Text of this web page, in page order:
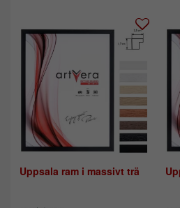
Uppsala ram i massivt trä